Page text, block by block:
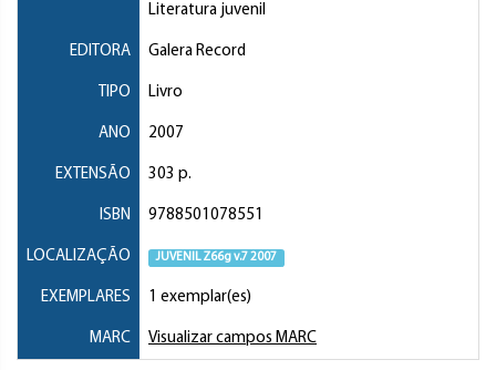
Literatura juvenil
EDITORA Galera Record
TIPO Livro
ANO 2007
EXTENSÃO 303 p.
ISBN 9788501078551
LOCALIZAÇÃO JUVENIL Z66g v.7 2007
EXEMPLARES 1 exemplar(es)
MARC Visualizar campos MARC